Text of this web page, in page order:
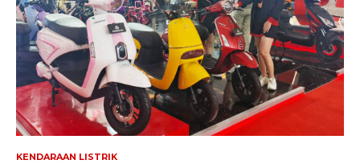
KENDARAAN LISTRIK